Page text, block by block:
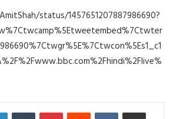
status/1457651207887986690?
LinkedInTumblr PinterestReddit VKontakteShare via Email